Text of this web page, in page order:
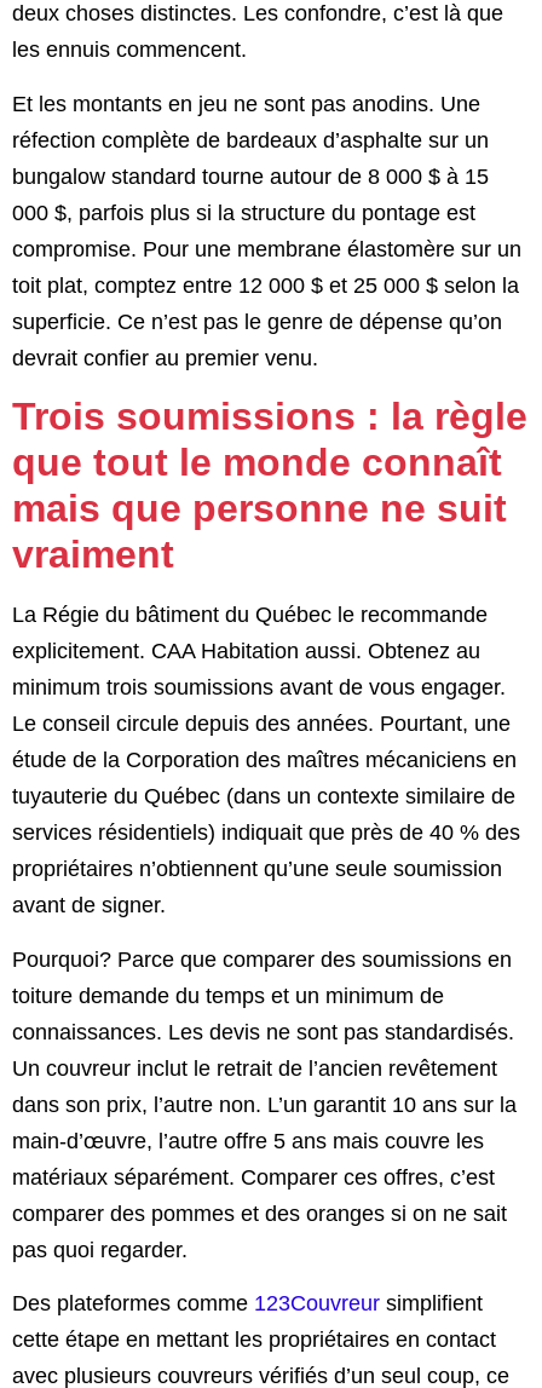
deux choses distinctes. Les confondre, c’est là que
les ennuis commencent.
Et les montants en jeu ne sont pas anodins. Une
réfection complète de bardeaux d’asphalte sur un
bungalow standard tourne autour de 8 000 $ à 15
000 $, parfois plus si la structure du pontage est
compromise. Pour une membrane élastomère sur un
toit plat, comptez entre 12 000 $ et 25 000 $ selon la
superficie. Ce n’est pas le genre de dépense qu’on
devrait confier au premier venu.
Trois soumissions : la règle
que tout le monde connaît
mais que personne ne suit
vraiment
La Régie du bâtiment du Québec le recommande
explicitement. CAA Habitation aussi. Obtenez au
minimum trois soumissions avant de vous engager.
Le conseil circule depuis des années. Pourtant, une
étude de la Corporation des maîtres mécaniciens en
tuyauterie du Québec (dans un contexte similaire de
services résidentiels) indiquait que près de 40 % des
propriétaires n’obtiennent qu’une seule soumission
avant de signer.
Pourquoi? Parce que comparer des soumissions en
toiture demande du temps et un minimum de
connaissances. Les devis ne sont pas standardisés.
Un couvreur inclut le retrait de l’ancien revêtement
dans son prix, l’autre non. L’un garantit 10 ans sur la
main-d’œuvre, l’autre offre 5 ans mais couvre les
matériaux séparément. Comparer ces offres, c’est
comparer des pommes et des oranges si on ne sait
pas quoi regarder.
Des plateformes comme 123Couvreur simplifient
cette étape en mettant les propriétaires en contact
avec plusieurs couvreurs vérifiés d’un seul coup, ce